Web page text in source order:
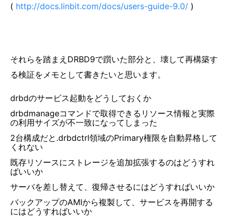
( http://docs.linbit.com/docs/users-guide-9.0/ )
それらを踏まえDRBD9で躓いた部分と、壊して再構築す
る検証をメモとして書きたいと思います。
drbdのサービス起動をどうしておくか
drbdmanageコマンドで取得できるリソース情報と実際
の利用サイズが不一致になってしまった
2台構成だと.drbdctrl領域のPrimary権限を自動昇格して
くれない
既存リソースにストレージを追加拡張するのはどうすれ
ばいいか
サーバを差し替えて、復帰させるにはどうすればいいか
バックアップのAMIから複製して、サービスを再開する
にはどうすればいいか